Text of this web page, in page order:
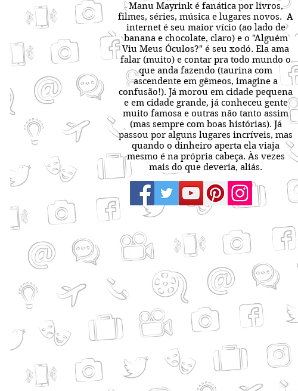
Manu Mayrink é fanática por livros,
filmes, séries, música e lugares novos. A
internet é seu maior vício (ao lado de
banana e chocolate, claro) e o "Alguém
Viu Meus Óculos?" é seu xodó. Ela ama
falar (muito) e contar pra todo mundo o
que anda fazendo (taurina com
ascendente em gêmeos, imagine a
confusão!). Já morou em cidade pequena
e em cidade grande, já conheceu gente
muito famosa e outras não tanto assim
(mas sempre com boas histórias). Já
passou por alguns lugares incríveis, mas
quando o dinheiro aperta ela viaja
mesmo é na própria cabeça. Às vezes
mais do que deveria, aliás.